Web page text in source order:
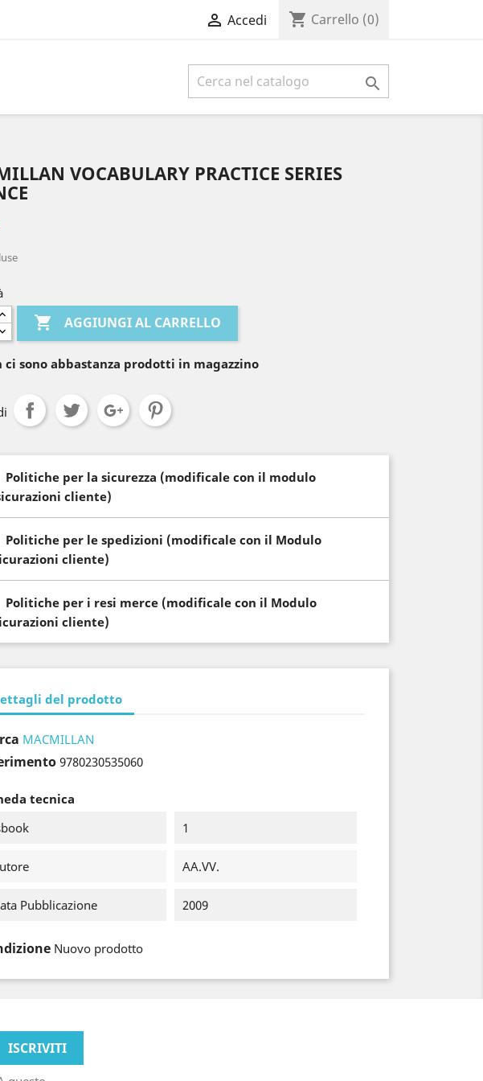
 Accedi shopping_cart Carrello (0)

VOCABULARY PRACTICE SERIES
 AGGIUNGI AL CARRELLO
ci sono abbastanza prodotti in magazzino
Politiche per la sicurezza (modificale con il modulo
cliente)
Politiche per le spedizioni (modificale con il Modulo
cliente)
Politiche per i resi merce (modificale con il Modulo
cliente)
del prodotto
MACMILLAN
9780230535060
tecnica
1
AA.VV.
Pubblicazione 2009
Nuovo prodotto